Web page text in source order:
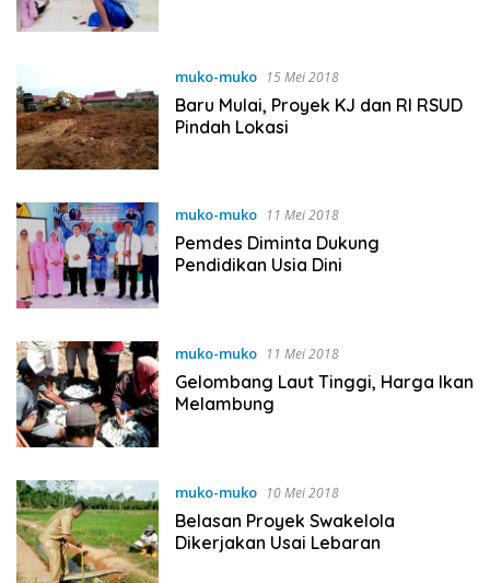
muko-muko 15 Mei 2018
Baru Mulai, Proyek KJ dan RI RSUD
Pindah Lokasi
muko-muko 11 Mei 2018
Pemdes Diminta Dukung
Pendidikan Usia Dini
muko-muko 11 Mei 2018
Gelombang Laut Tinggi, Harga Ikan
Melambung
muko-muko 10 Mei 2018
Belasan Proyek Swakelola
Dikerjakan Usai Lebaran